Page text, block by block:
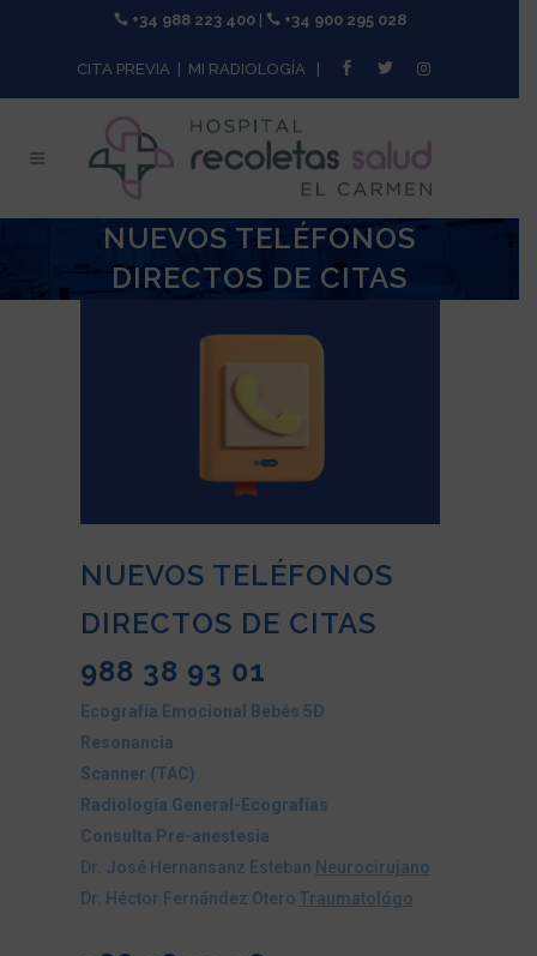
+34 988 223 400| +34 900 295 028
CITA PREVIA MI RADIOLOGÍA
NUEVOS TELÉFONOS
DIRECTOS DE CITAS
NUEVOS TELÉFONOS
DIRECTOS DE CITAS
988 38 93 01
Ecografía Emocional Bebés 5D
Resonancia
Scanner (TAC)
Radiología General-Ecografías
Consulta Pre-anestesia
Dr. José Hernansanz Esteban Neurocirujano
Dr. Héctor Fernández Otero Traumatológo